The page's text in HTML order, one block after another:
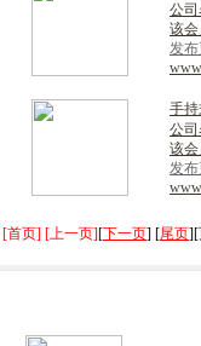
公
该
发布
手持
公
该
发布
[首页] [上一页][下一页] [尾页][